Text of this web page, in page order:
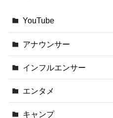
YouTube
アナウンサー
インフルエンサー
エンタメ
キャンプ